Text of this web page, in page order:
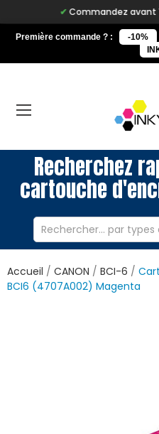
Commandez avant
Première commande ? : -10%
Recherchez
cartouche
Accueil CANON BCI-6
BCI6 (4707A002) Magenta